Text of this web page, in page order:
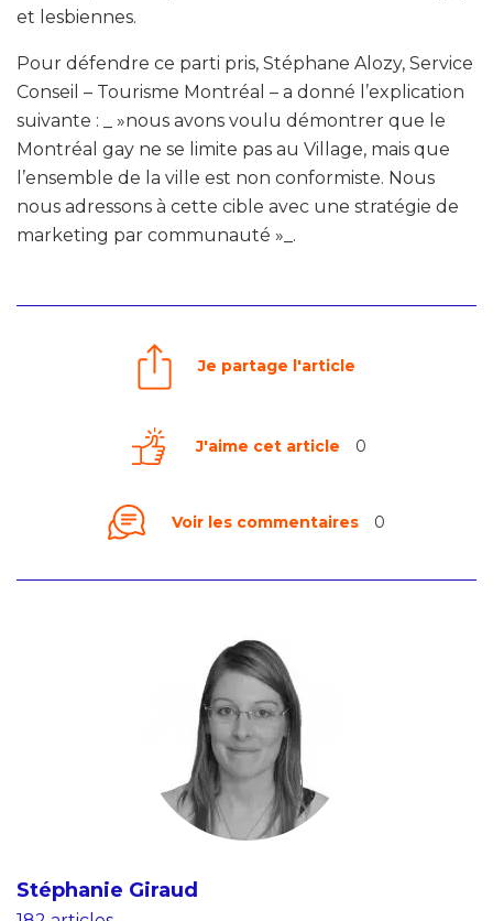
et lesbiennes.
Pour défendre ce parti pris, Stéphane Alozy, Service
Conseil – Tourisme Montréal – a donné l’explication
suivante : _ »nous avons voulu démontrer que le
Montréal gay ne se limite pas au Village, mais que
l’ensemble de la ville est non conformiste. Nous
nous adressons à cette cible avec une stratégie de
marketing par communauté »_.
Je partage l'article
J'aime cet article 0
Voir les commentaires 0
Stéphanie Giraud